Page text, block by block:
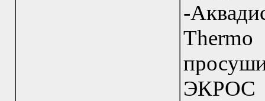
-
ЭКРОС